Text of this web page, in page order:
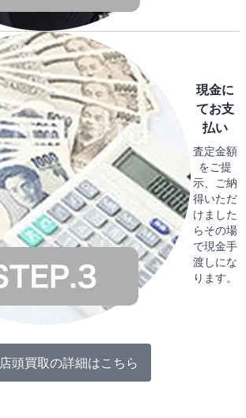
現金に
てお支
払い
査定金額
をご提
示、ご納
得いただ
けました
らその場
で現金手
渡しにな
ります。
店頭買取の詳細はこちら